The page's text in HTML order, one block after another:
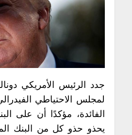
جدد الرئيس الأمريكي
لمجلس الاحتياطي
الفائدة، مؤكدًا أن على
يحذو حذو كل من البنك